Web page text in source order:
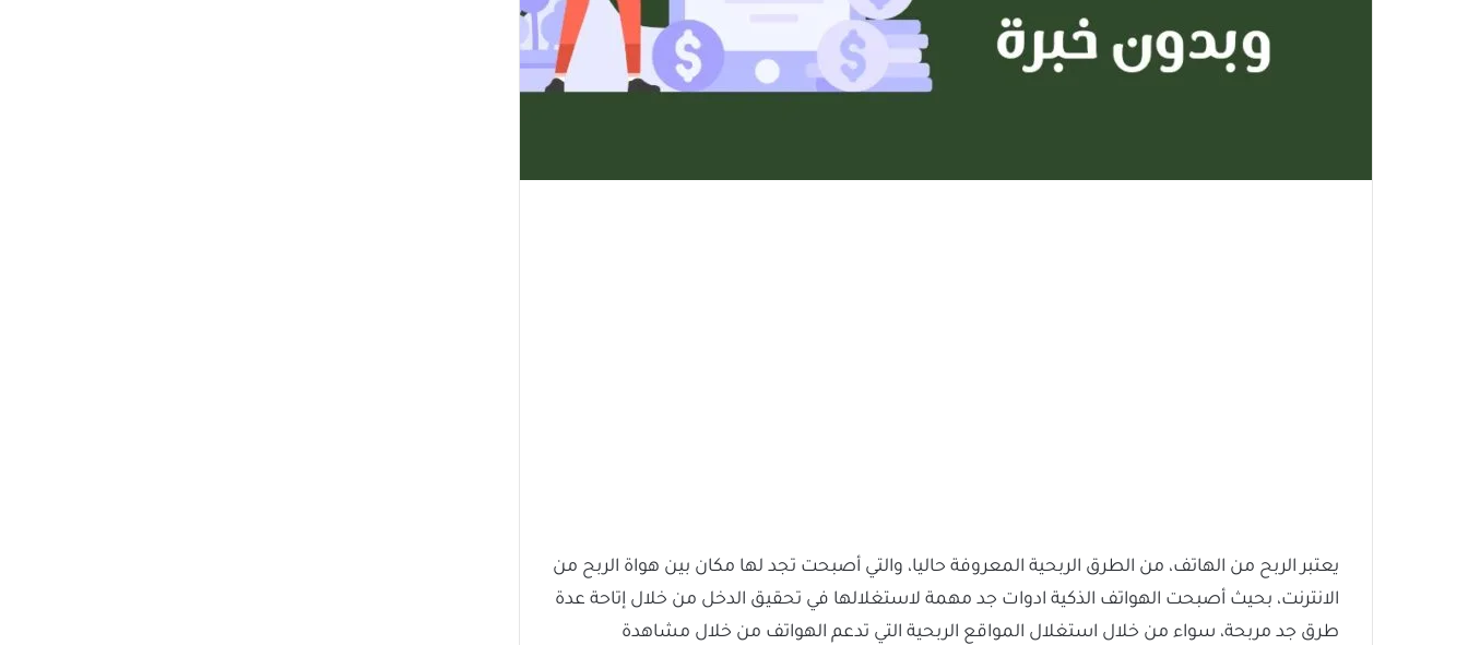
يعتبر الربح من الهاتف، من الطرق الربحية المعروفة حاليا، والتي أصبحت تجد لها مكان بين هواة الربح من
الانترنت، بحيث أصبحت الهواتف الذكية ادوات جد مهمة لاستغلالها في تحقيق الدخل من خلال إتاحة عدة
طرق جد مربحة، سواء من خلال استغلال المواقع الربحية التي تدعم الهواتف من خلال مشاهدة